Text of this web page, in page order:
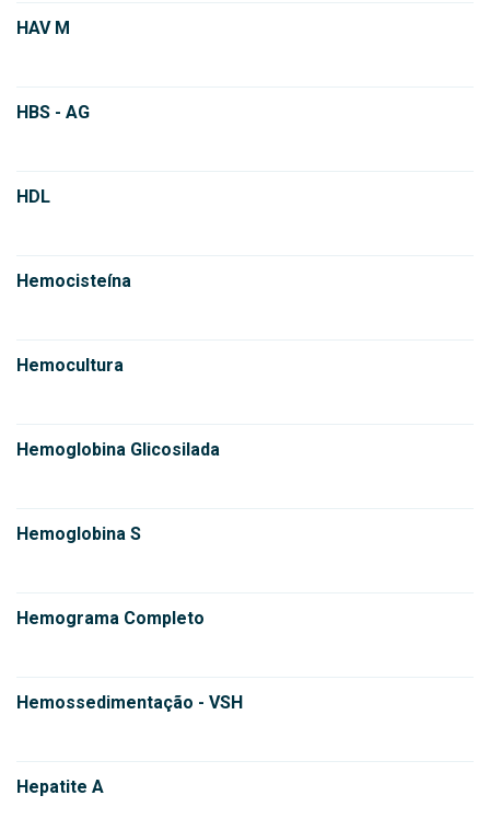
HAV M
HBS - AG
HDL
Hemocisteína
Hemocultura
Hemoglobina Glicosilada
Hemoglobina S
Hemograma Completo
Hemossedimentação - VSH
Hepatite A